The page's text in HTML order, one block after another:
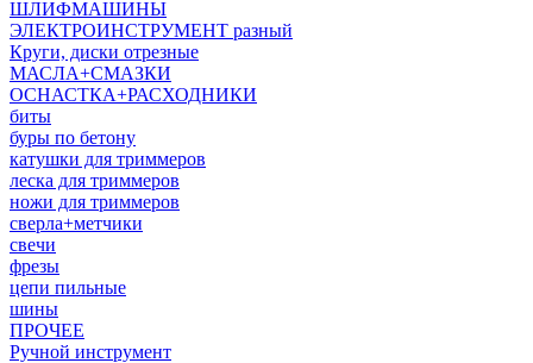
ШЛИФМАШИНЫ
ЭЛЕКТРОИНСТРУМЕНТ разный
Круги, диски отрезные
МАСЛА+СМАЗКИ
ОСНАСТКА+РАСХОДНИКИ
биты
буры по бетону
катушки для триммеров
леска для триммеров
ножи для триммеров
сверла+метчики
свечи
фрезы
цепи пильные
шины
ПРОЧЕЕ
Ручной инструмент